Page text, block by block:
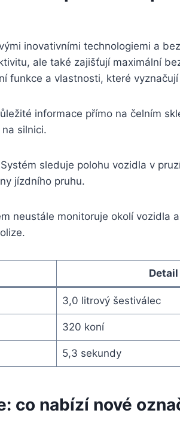
inovativními technologiemi a
ale také zajišťují maximální
funkce a vlastnosti, které
informace přímo na čelním
silnici.
Systém sleduje polohu vozidla v
jízdního pruhu.
neustále monitoruje okolí vozidla
Detail
3,0 litrový šestiválec
320 koní
5,3 sekundy
co nabízí nové